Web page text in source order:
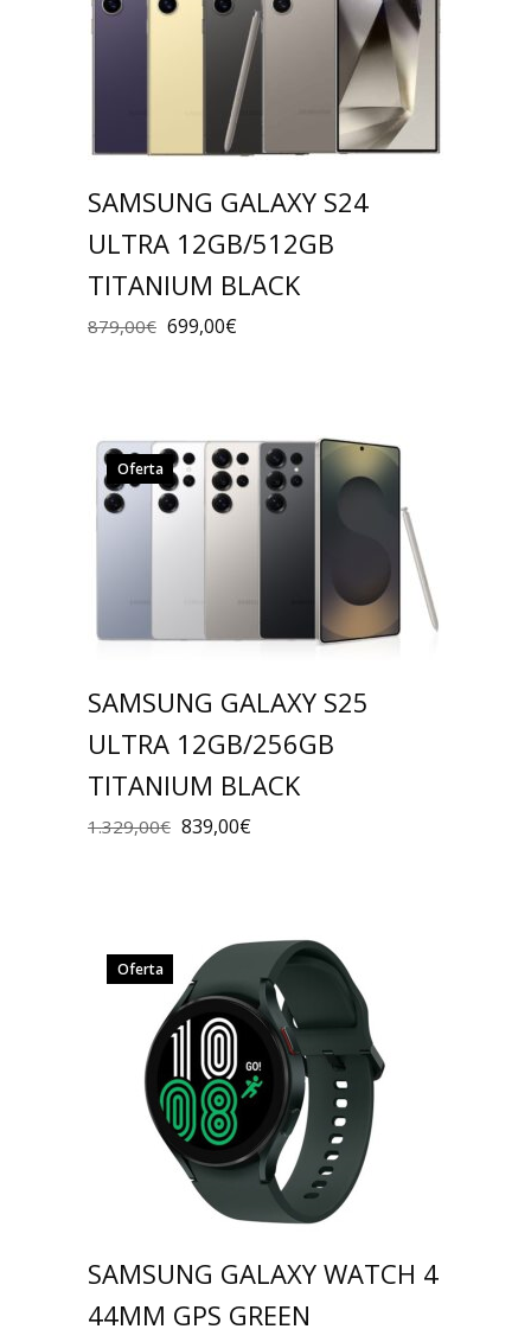
SAMSUNG GALAXY S24
ULTRA 12GB/512GB
TITANIUM BLACK
879,00€ 699,00€
Oferta
SAMSUNG GALAXY S25
ULTRA 12GB/256GB
TITANIUM BLACK
1.329,00€ 839,00€
Oferta
SAMSUNG GALAXY WATCH 4
44MM GPS GREEN